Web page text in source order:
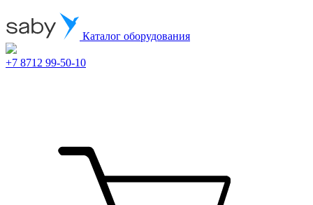
Каталог оборудования
+7 8712 99-50-10